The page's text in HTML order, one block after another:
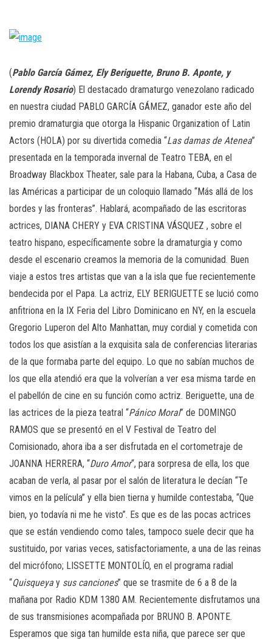
(Pablo García Gámez, Ely Beriguette, Bruno B. Aponte, y
Lorendy Rosario) El destacado dramaturgo venezolano radicado
en nuestra ciudad PABLO GARCÍA GÁMEZ, ganador este año del
premio dramaturgia que otorga la Hispanic Organization of Latin
Actors (HOLA) por su divertida comedia “Las damas de Atenea”
presentada en la temporada invernal de Teatro TEBA, en el
Broadway Blackbox Theater, sale para la Habana, Cuba, a Casa de
las Américas a participar de un coloquio llamado “Más allá de los
bordes y las fronteras”. Hablará, acompañado de las escritoras
actrices, DIANA CHERY y EVA CRISTINA VÁSQUEZ , sobre el
teatro hispano, específicamente sobre la dramaturgia y como
desde el escenario creamos la memoria de la comunidad. Buen
viaje a estos tres artistas que van a la isla que fue recientemente
bendecida por el Papa. La actriz, ELY BERIGUETTE se lució como
anfitriona en la IX Feria del Libro Dominicano en NY, en la escuela
Gregorio Luperon del Alto Manhattan, muy cordial y cometida con
todos los que asistían a la exquisita sala de conferencias literarias
de la que formaba parte del equipo. Lo que no sabían muchos de
los que ella atendió era que la volverían a ver esa misma tarde en
el pabellón de cine en su función como actriz. Beriguette, una de
las actrices de la pieza teatral “Pánico Moral” de DOMINGO
RAMOS que se presentó en el V Festival de Teatro del
Comisionado, ahora iba a ser disfrutada en el cortometraje de
JOANNA HERRERA, “Duro Amor“, para sorpresa de ella, los que
acaban de verla, al pasar por el salón de literatura le decían “Te
vimos en la película” y ella bien tierna y humilde contestaba, “Que
bien, yo todavía ni me he visto”. Es que es de las pocas actrices
que se están vendiendo como tales, tampoco suele decir que ha
sustituido, por varias veces, satisfactoriamente, a una de las reinas
del micrófono; LISSETTE MONTOLÍO, en el programa radial
“Quisqueyay sus canciones” que se trasmite de 6 a 8 de la
mañana por Radio KDM 1380 AM. Recientemente disfrutamos una
de sus transmisiones acompañada por BRUNO B. APONTE.
Esperamos que siga tan humilde esta niña, que parece ser que